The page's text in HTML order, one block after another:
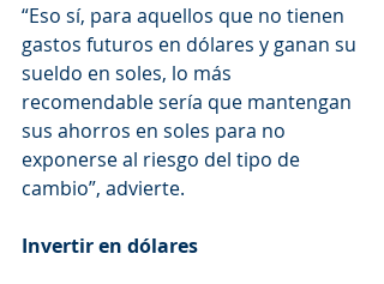
“Eso sí, para aquellos que no tienen
gastos futuros en dólares y ganan su
sueldo en soles, lo más
recomendable sería que mantengan
sus ahorros en soles para no
exponerse al riesgo del tipo de
cambio”, advierte.
Invertir en dólares